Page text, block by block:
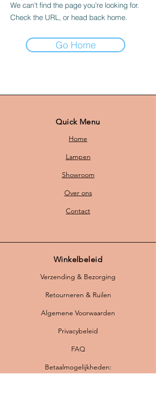
We can’t find the page you’re looking for.
Check the URL, or head back home.
Go Home
Quick Menu
Home
Lampen
Showroom
Over ons
Contact
Winkelbeleid
Verzending & Bezorging
Retourneren & Ruilen
Algemene Voorwaarden
Privacybeleid
FAQ
Betaalmogelijkheden: